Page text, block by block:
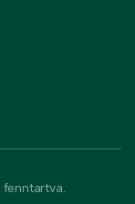
fenntartva.